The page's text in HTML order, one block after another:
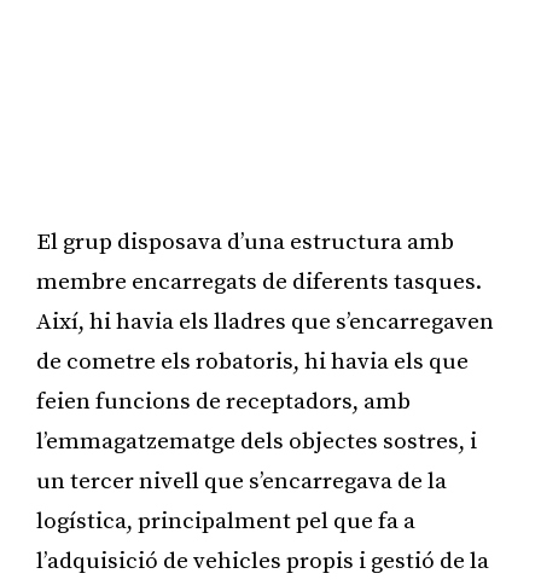
El grup disposava d’una estructura amb
membre encarregats de diferents tasques.
Així, hi havia els lladres que s’encarregaven
de cometre els robatoris, hi havia els que
feien funcions de receptadors, amb
l’emmagatzematge dels objectes sostres, i
un tercer nivell que s’encarregava de la
logística, principalment pel que fa a
l’adquisició de vehicles propis i gestió de la